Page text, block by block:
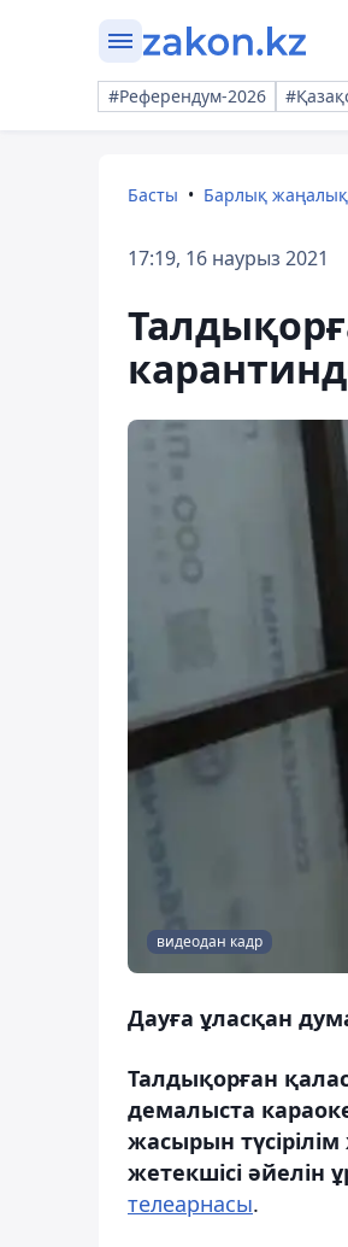
#Референдум-2026
Басты Барлық
17:19, 16 наурыз 2021
видеодан кадр
Дауға ұласқан
Талдықорған
демалыста
жасырын
жетекшісі әйелін
телеарнасы.